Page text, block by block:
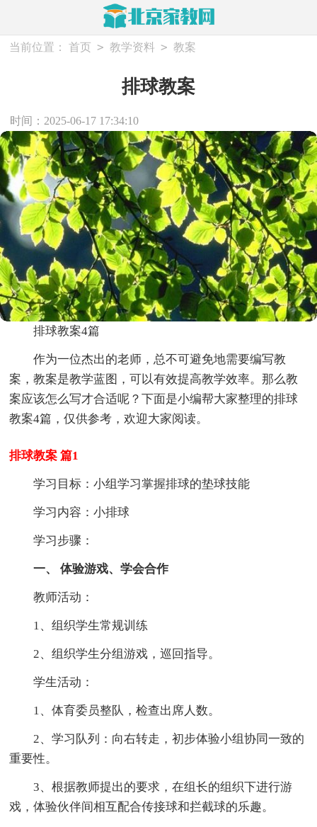
当前位置： 首页 > 教学资料 > 教案
排球教案
时间：2025-06-17 17:34:10
排球教案4篇
作为一位杰出的老师，总不可避免地需要编写教
案，教案是教学蓝图，可以有效提高教学效率。那么教
案应该怎么写才合适呢？下面是小编帮大家整理的排球
教案4篇，仅供参考，欢迎大家阅读。
排球教案 篇1
学习目标：小组学习掌握排球的垫球技能
学习内容：小排球
学习步骤：
一、 体验游戏、学会合作
教师活动：
1、组织学生常规训练
2、组织学生分组游戏，巡回指导。
学生活动：
1、体育委员整队，检查出席人数。
2、学习队列：向右转走，初步体验小组协同一致的
重要性。
3、根据教师提出的要求，在组长的组织下进行游
戏，体验伙伴间相互配合传接球和拦截球的乐趣。